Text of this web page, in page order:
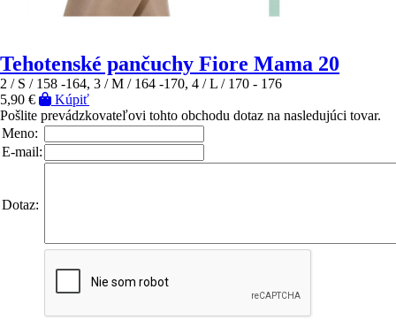
Tehotenské pančuchy Fiore Mama 20
2 / S / 158 -164, 3 / M / 164 -170, 4 / L / 170 - 176
5,90 €
Kúpiť
Pošlite prevádzkovateľovi tohto obchodu dotaz na nasledujúci tovar.
Meno:
E-mail:
Dotaz: